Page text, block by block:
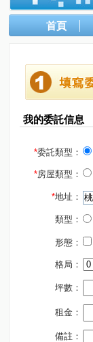
首頁
我的委託信息
*委託類型：
*房屋類型：
*地址：
類型：
形態：
格局：
坪數：
租金：
備註：